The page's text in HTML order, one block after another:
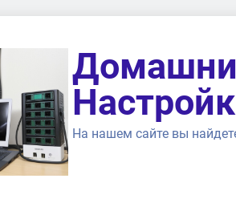
На нашем сайте вы